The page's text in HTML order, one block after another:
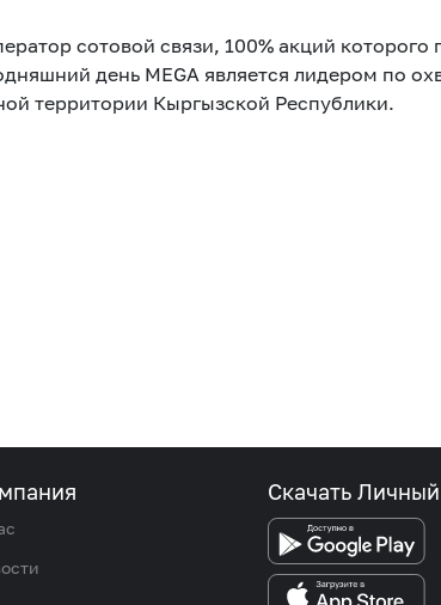
сотовой связи, 100% акций
день MEGA является лидером по
территории Кыргызской Республики.
Скачать